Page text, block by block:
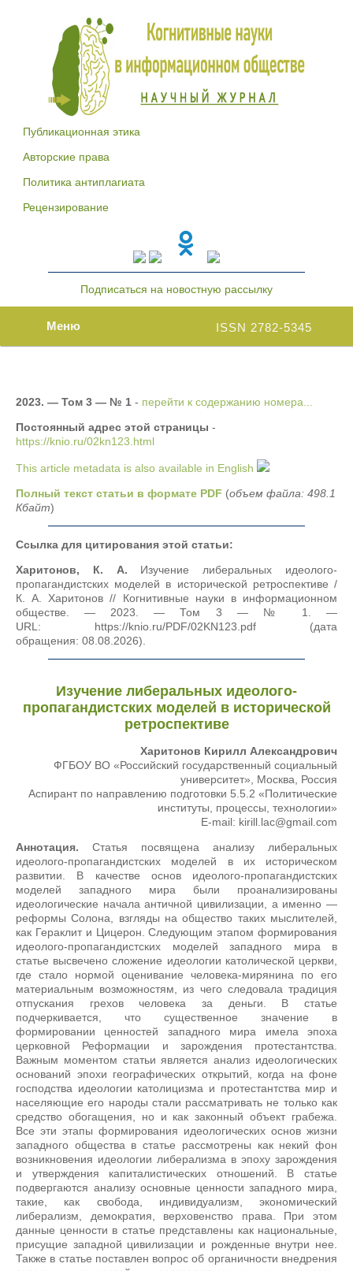
Публикационная этика
Авторские права
Политика антиплагиата
Рецензирование
Подписаться на новостную рассылку
ISSN 2782-5345
Меню
2023. — Том 3 — № 1 - перейти к содержанию номера...
Постоянный адрес этой страницы -
https://knio.ru/02kn123.html
This article metadata is also available in English
Полный текст статьи в формате PDF (объем файла: 498.1
Кбайт)
Ссылка для цитирования этой статьи:
Харитонов, К. А. Изучение либеральных идеолого-
пропагандистских моделей в исторической ретроспективе /
К. А. Харитонов // Когнитивные науки в информационном
обществе. — 2023. — Том 3 — № 1. —
URL: https://knio.ru/PDF/02KN123.pdf (дата
обращения: 08.08.2026).
Изучение либеральных идеолого-
пропагандистских моделей в исторической
ретроспективе
Харитонов Кирилл Александрович
ФГБОУ ВО «Российский государственный социальный
университет», Москва, Россия
Аспирант по направлению подготовки 5.5.2 «Политические
институты, процессы, технологии»
E-mail: kirill.lac@gmail.com
Аннотация. Статья посвящена анализу либеральных
идеолого-пропагандистских моделей в их историческом
развитии. В качестве основ идеолого-пропагандистских
моделей западного мира были проанализированы
идеологические начала античной цивилизации, а именно —
реформы Солона, взгляды на общество таких мыслителей,
как Гераклит и Цицерон. Следующим этапом формирования
идеолого-пропагандистских моделей западного мира в
статье высвечено сложение идеологии католической церкви,
где стало нормой оценивание человека-мирянина по его
материальным возможностям, из чего следовала традиция
отпускания грехов человека за деньги. В статье
подчеркивается, что существенное значение в
формировании ценностей западного мира имела эпоха
церковной Реформации и зарождения протестантства.
Важным моментом статьи является анализ идеологических
оснований эпохи географических открытий, когда на фоне
господства идеологии католицизма и протестантства мир и
населяющие его народы стали рассматривать не только как
средство обогащения, но и как законный объект грабежа.
Все эти этапы формирования идеологических основ жизни
западного общества в статье рассмотрены как некий фон
возникновения идеологии либерализма в эпоху зарождения
и утверждения капиталистических отношений. В статье
подвергаются анализу основные ценности западного мира,
такие, как свобода, индивидуализм, экономический
либерализм, демократия, верховенство права. При этом
данные ценности в статье представлены как национальные,
присущие западной цивилизации и рожденные внутри нее.
Также в статье поставлен вопрос об органичности внедрения